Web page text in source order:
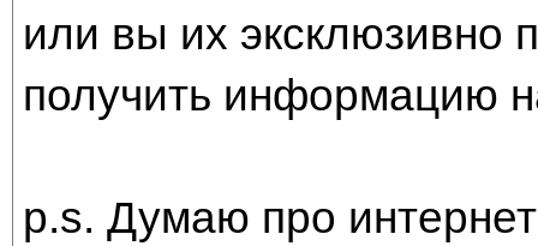
или вы их эксклюзивно
получить информацию
p.s. Думаю про